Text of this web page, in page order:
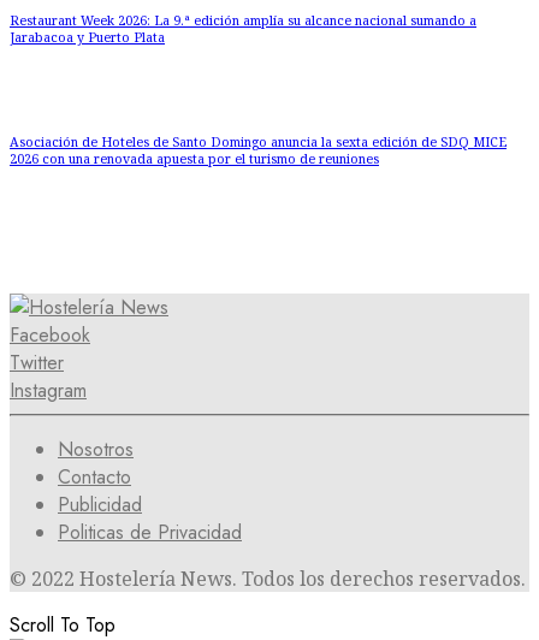
Restaurant Week 2026: La 9.ª edición amplía su alcance nacional sumando a
Jarabacoa y Puerto Plata
Asociación de Hoteles de Santo Domingo anuncia la sexta edición de SDQ MICE
2026 con una renovada apuesta por el turismo de reuniones
Facebook
Twitter
Instagram
Nosotros
Contacto
Publicidad
Politicas de Privacidad
© 2022 Hostelería News. Todos los derechos reservados.
Scroll To Top